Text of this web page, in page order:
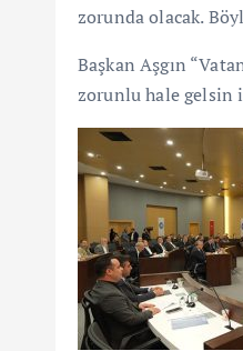
zorunda olacak.
Başkan Aşgın
zorunlu hale gelsin